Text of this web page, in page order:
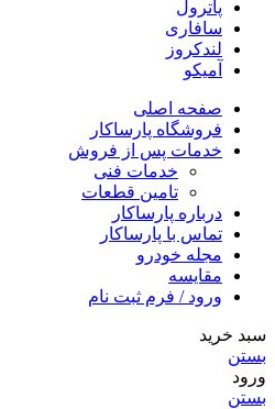
پاترول
سافاری
لندکروز
آمیکو
صفحه اصلی
فروشگاه پارساکار
خدمات پس از فروش
خدمات فنی
تامین قطعات
درباره پارساکار
تماس با پارساکار
مجله خودرو
مقایسه
ورود / فرم ثبت نام
سبد خرید
بستن
ورود
بستن